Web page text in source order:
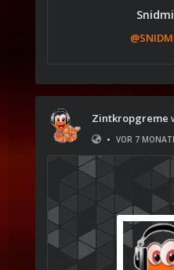
Zintkropgreme
• VOR 7